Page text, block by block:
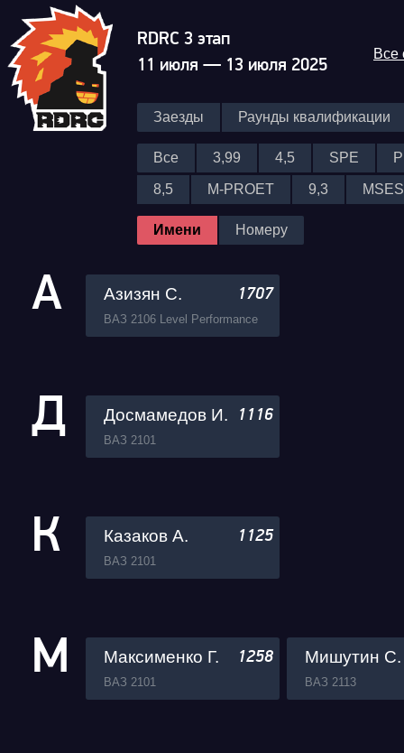
RDRC 3 этап
11 июля — 13 июля 2025
Все
Заезды Раунды квалификации
Все 3,99 4,5 SPE
8,5 M-PROET 9,3 MSES
Имени Номеру
А Азизян С. 1707
ВАЗ 2106 Level Performance
Д Досмамедов И. 1116
ВАЗ 2101
К Казаков А. 1125
ВАЗ 2101
М Максименко Г. 1258
ВАЗ 2101
Мишутин С.
ВАЗ 2113